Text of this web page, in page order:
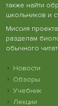
также найти
школьников и
Миссия
разделам
обычного
Новости
Обзоры
Учебник
Лекции